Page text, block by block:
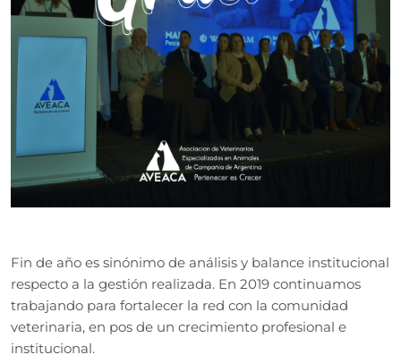
Fin de año es sinónimo de análisis y balance institucional
respecto a la gestión realizada. En 2019 continuamos
trabajando para fortalecer la red con la comunidad
veterinaria, en pos de un crecimiento profesional e
institucional.